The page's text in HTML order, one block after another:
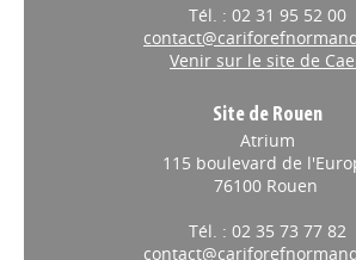
Tél. : 02 31 95 52 00
Venir sur le site de
Site de Rouen
Atrium
115 boulevard de
76100 Rouen
Tél. : 02 35 73 77 82